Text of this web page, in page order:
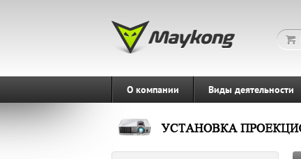
О компании Виды деятельности